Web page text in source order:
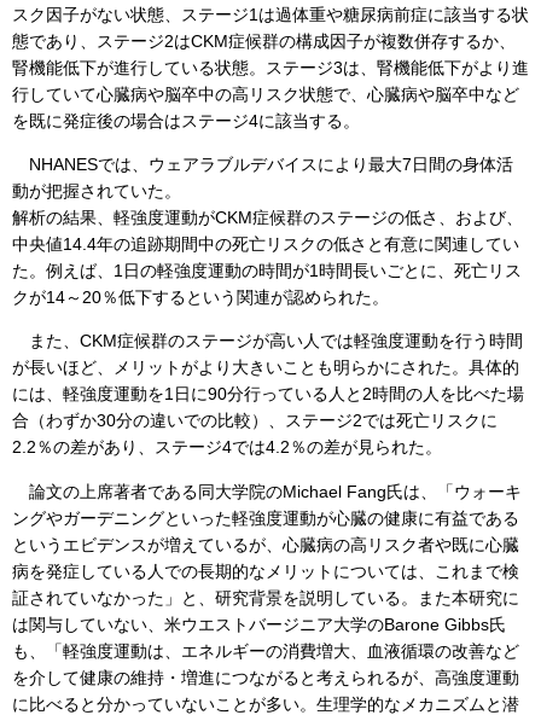
スク因子がない状態、ステージ1は過体重や糖尿病前症に該当する状
態であり、ステージ2はCKM症候群の構成因子が複数併存するか、
腎機能低下が進行している状態。ステージ3は、腎機能低下がより進
行していて心臓病や脳卒中の高リスク状態で、心臓病や脳卒中など
を既に発症後の場合はステージ4に該当する。
NHANESでは、ウェアラブルデバイスにより最大7日間の身体活
動が把握されていた。
解析の結果、軽強度運動がCKM症候群のステージの低さ、および、
中央値14.4年の追跡期間中の死亡リスクの低さと有意に関連してい
た。例えば、1日の軽強度運動の時間が1時間長いごとに、死亡リス
クが14～20％低下するという関連が認められた。
また、CKM症候群のステージが高い人では軽強度運動を行う時間
が長いほど、メリットがより大きいことも明らかにされた。具体的
には、軽強度運動を1日に90分行っている人と2時間の人を比べた場
合（わずか30分の違いでの比較）、ステージ2では死亡リスクに
2.2％の差があり、ステージ4では4.2％の差が見られた。
論文の上席著者である同大学院のMichael Fang氏は、「ウォーキ
ングやガーデニングといった軽強度運動が心臓の健康に有益である
というエビデンスが増えているが、心臓病の高リスク者や既に心臓
病を発症している人での長期的なメリットについては、これまで検
証されていなかった」と、研究背景を説明している。また本研究に
は関与していない、米ウエストバージニア大学のBarone Gibbs氏
も、「軽強度運動は、エネルギーの消費増大、血液循環の改善など
を介して健康の維持・増進につながると考えられるが、高強度運動
に比べると分かっていないことが多い。生理学的なメカニズムと潜